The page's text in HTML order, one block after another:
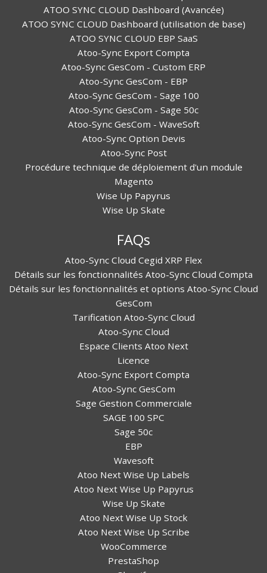
ATOO SYNC CLOUD Dashboard (Avancée)
ATOO SYNC CLOUD Dashboard (utilisation de base)
ATOO SYNC CLOUD EBP SaaS
Atoo-Sync Export Compta
Atoo-Sync GesCom - Custom ERP
Atoo-Sync GesCom - EBP
Atoo-Sync GesCom - Sage 100
Atoo-Sync GesCom - Sage 50c
Atoo-Sync GesCom - WaveSoft
Atoo-Sync Option Devis
Atoo-Sync Post
Procédure technique de déploiement d'un module
Magento
Wise Up Papyrus
Wise Up Skate
FAQs
Atoo-Sync Cloud Cegid XRP Flex
Détails sur les fonctionnalités Atoo-Sync Cloud Compta
Détails sur les fonctionnalités et options Atoo-Sync Cloud
GesCom
Tarification Atoo-Sync Cloud
Atoo-Sync Cloud
Espace Clients Atoo Next
Licence
Atoo-Sync Export Compta
Atoo-Sync GesCom
Sage Gestion Commerciale
SAGE 100 SPC
Sage 50c
EBP
Wavesoft
Atoo Next Wise Up Labels
Atoo Next Wise Up Papyrus
Wise Up Skate
Atoo Next Wise Up Stock
Atoo Next Wise Up Scribe
WooCommerce
PrestaShop